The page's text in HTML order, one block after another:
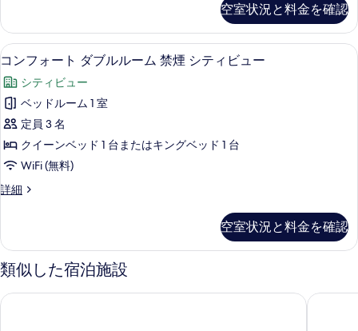
を
表
示
す
る
ル
ル
ー
ム
コ
ー
ト
ヤ
ー
ュ
ー
の
ー
ト
ダ
ル
ル
ム
コ
ー
ト
ヤ
ュ
ー
の
細
空室状況と料金を確認
コ
ン
フ
ォ
ー
ト
ダ
ブ
ル
ー
ム
禁
コンフォート ダブルルーム 禁煙 シ
5
コンフォート ダブルルーム 禁煙 シティビュー
シティビュー
ベッドルーム 1 室
定員 3 名
クイーンベッド 1 台またはキングベッド 1 台
WiFi (無料)
詳細
コ
ー
ト
ダ
ル
空室状況と料金を確認
類似した宿泊施設
ベスト ウェスタン プレミア ホテル バイヨンヌ エチェ オナ -
クオリ